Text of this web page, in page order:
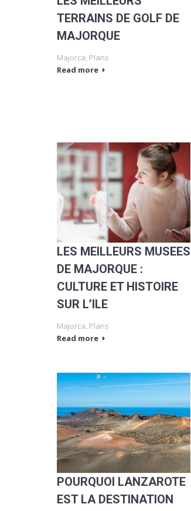
TERRAINS DE GOLF DE
MAJORQUE
Majorca, Plans
Read more
LES MEILLEURS MUSEES
DE MAJORQUE :
CULTURE ET HISTOIRE
SUR L’ILE
Majorca, Plans
Read more
POURQUOI LANZAROTE
EST LA DESTINATION